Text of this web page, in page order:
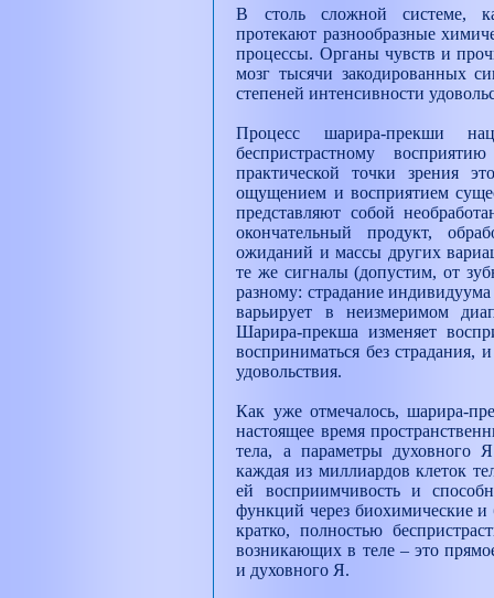
В столь сложной системе,
протекают разнообразные
процессы. Органы чувств и
мозг тысячи закодированных
степеней интенсивности
Процесс шарира-прекши
беспристрастному
практической точки зрения
ощущением и восприятием
представляют собой
окончательный продукт,
ожиданий и массы других
те же сигналы (допустим, от
разному: страдание
варьирует в неизмеримом
Шарира-прекша изменяет
восприниматься без страдания,
удовольствия.
Как уже отмечалось, шарира-
настоящее время
тела, а параметры
каждая из миллиардов клеток
ей восприимчивость и
функций через биохимические и
кратко, полностью
возникающих в теле – это
и духовного Я.